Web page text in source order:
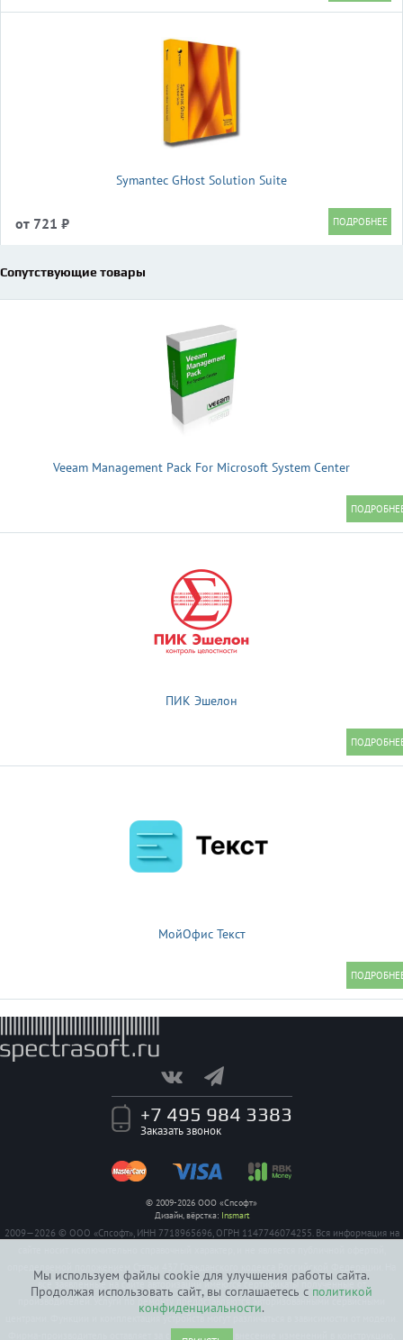
Мы используем файлы cookie для улучшения работы сайта.
Продолжая использовать сайт, вы соглашаетесь с политикой
конфиденциальности.
Symantec GHost Solution Suite
от 721 ₽
Сопутствующие товары
Veeam Management Pack For Microsoft System Center
ПИК Эшелон
МойОфис Текст
+7 495 984 3383
Заказать звонок
© 2009-2026 ООО «Спсофт»
Дизайн, вёрстка: Insmart
2009—2026 © ООО «Спсофт», ИНН 7718965696, ОГРН 1147746074255. Вся информация на
определяемой положением Статьи 437 Гражданского кодекса Российской Федерации. На
все заявленные на сайте авторизации имеются сертификаты полученные от
производителей. Услуги по ремонту предоставляются авторизованными сервисными
центрами. Функции и комплектация устройств могут различаться в зависимости от модели.
Фирма-производитель оставляет за собой право на внесение изменений в конструкцию,